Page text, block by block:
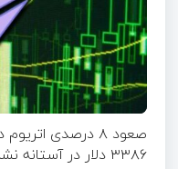
صعود ۸ درصدی
۳۳۸۶ دلار در آستانه نشست فدرال رزرو